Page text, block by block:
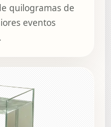
quilogramas de
eventos